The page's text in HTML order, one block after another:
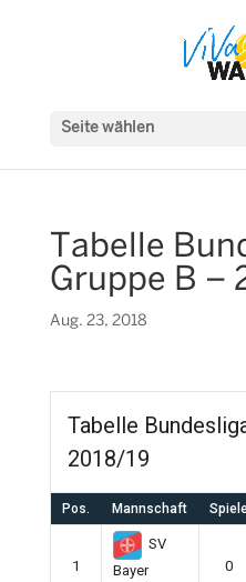
Seite wählen
Tabelle
Gruppe B –
Aug. 23, 2018
Tabelle
2018/19
Pos. Mannschaft
1
SV
Bayer
0